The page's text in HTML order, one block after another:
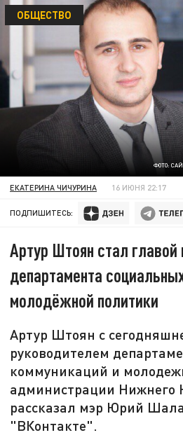
ФОТО:
ОБЩЕСТВО
ЕКАТЕРИНА ЧИЧУРИНА 16 ИЮНЯ 22:17
ПОДПИШИТЕСЬ:
Артур Штоян стал
департамента
молодёжной политики
Артур Штоян с
руководителем
коммуникаций и
администрации Нижнего
рассказал мэр Юрий
"ВКонтакте".